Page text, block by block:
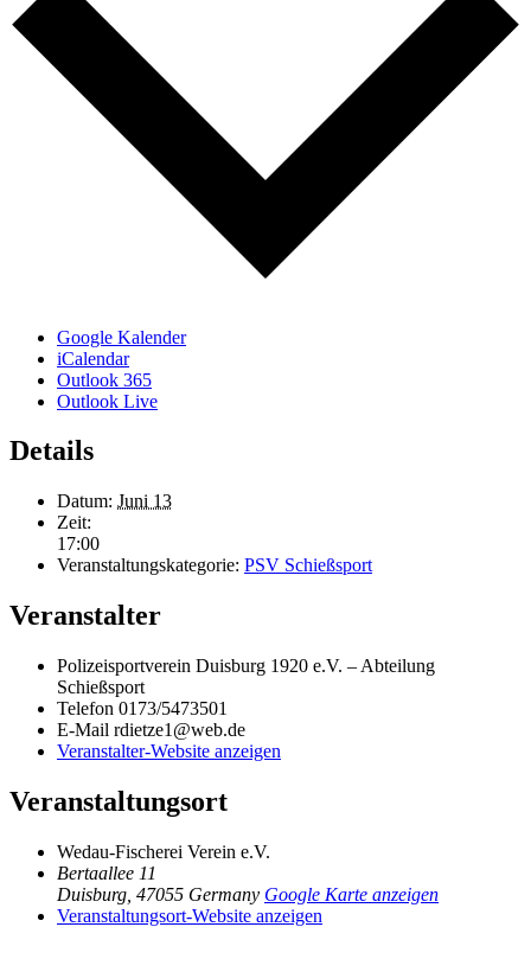
Google Kalender
iCalendar
Outlook 365
Outlook Live
Details
Datum: Juni 13
Zeit:
17:00
Veranstaltungskategorie: PSV Schießsport
Veranstalter
Poli­zei­sport­ver­ein Duis­burg 1920 e.V. – Abtei­lung
Schießsport
Telefon 0173/5473501
E-Mail rdietze1@web.de
Veranstalter-Website anzeigen
Veranstaltungsort
Wedau-Fische­rei Ver­ein e.V.
Bertaallee 11
Duisburg 47055 Germany Google Karte anzeigen
Veranstaltungsort-Website anzeigen